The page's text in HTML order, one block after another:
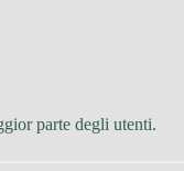
parte degli utenti.